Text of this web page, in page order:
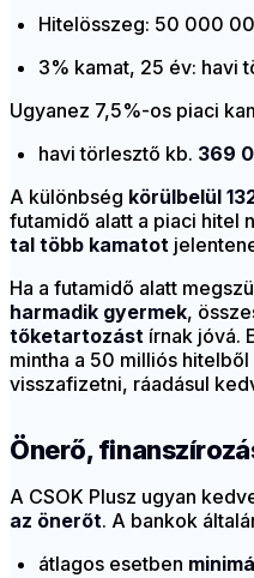
Hitelösszeg: 50 000
3% kamat, 25 év: havi
Ugyanez 7,5%-os piaci
havi törlesztő kb. 369
A különbség körülbelül
futamidő alatt a piaci hitel
tal több kamatot
Ha a futamidő alatt
harmadik gyermek,
tőketartozást írnak jóvá.
mintha a 50 milliós
visszafizetni, ráadásul
Önerő,
A CSOK Plusz ugyan
az önerőt. A bankok
átlagos esetben